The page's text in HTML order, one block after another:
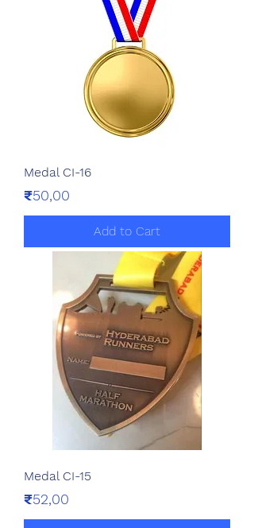
Medal CI-16
Price
₹50,00
Add to Cart
Medal CI-15
Price
₹52,00